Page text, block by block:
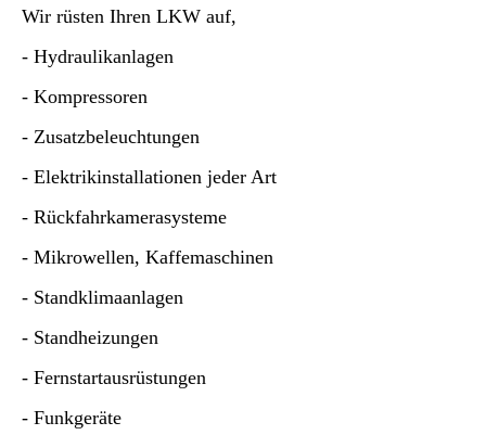
Wir rüsten Ihren LKW auf,
- Hydraulikanlagen
- Kompressoren
- Zusatzbeleuchtungen
- Elektrikinstallationen jeder Art
- Rückfahrkamerasysteme
- Mikrowellen, Kaffemaschinen
- Standklimaanlagen
- Standheizungen
- Fernstartausrüstungen
- Funkgeräte